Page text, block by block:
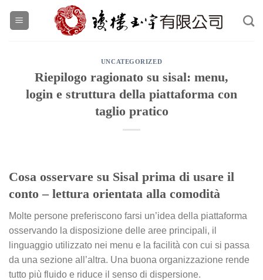
UNCATEGORIZED
Riepilogo ragionato su sisal: menu,
login e struttura della piattaforma con
taglio pratico
Cosa osservare su Sisal prima di usare il
conto – lettura orientata alla comodità
Molte persone preferiscono farsi un’idea della piattaforma
osservando la disposizione delle aree principali, il
linguaggio utilizzato nei menu e la facilità con cui si passa
da una sezione all’altra. Una buona organizzazione rende
tutto più fluido e riduce il senso di dispersione.